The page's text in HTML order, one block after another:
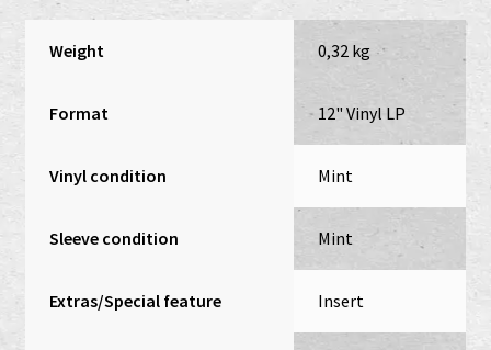
Weight 0,32 kg
Format 12" Vinyl LP
Vinyl condition Mint
Sleeve condition Mint
Extras/Special feature Insert